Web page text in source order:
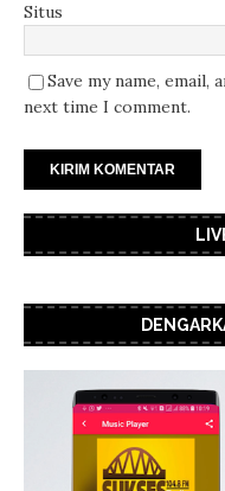
Situs
Save my name,
next time I comment.